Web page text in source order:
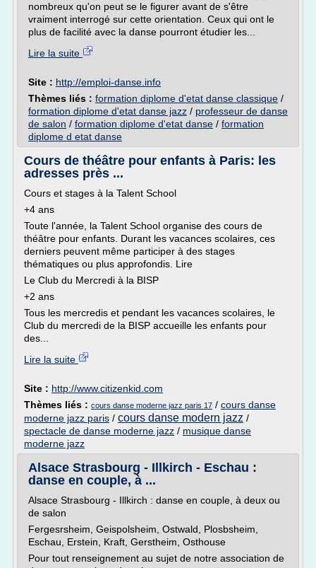
nombreux qu'on peut se le figurer avant de s'être
vraiment interrogé sur cette orientation. Ceux qui ont le
plus de facilité avec la danse pourront étudier les...
Lire la suite
Site : http://emploi-danse.info
Thèmes liés : formation diplome d'etat danse classique /
formation diplome d'etat danse jazz / professeur de danse
de salon / formation diplome d'etat danse / formation
diplome d etat danse
Cours de théâtre pour enfants à Paris: les
adresses près ...
Cours et stages à la Talent School
+4 ans
Toute l'année, la Talent School organise des cours de
théâtre pour enfants. Durant les vacances scolaires, ces
derniers peuvent même participer à des stages
thématiques ou plus approfondis. Lire
Le Club du Mercredi à la BISP
+2 ans
Tous les mercredis et pendant les vacances scolaires, le
Club du mercredi de la BISP accueille les enfants pour
des...
Lire la suite
Site : http://www.citizenkid.com
Thèmes liés : cours danse moderne jazz paris 17 / cours danse
moderne jazz paris / cours danse modern jazz /
spectacle de danse moderne jazz / musique danse
moderne jazz
Alsace Strasbourg - Illkirch - Eschau :
danse en couple, à ...
Alsace Strasbourg - Illkirch : danse en couple, à deux ou
de salon
Fergesrsheim, Geispolsheim, Ostwald, Plosbsheim,
Eschau, Erstein, Kraft, Gerstheim, Osthouse
Pour tout renseignement au sujet de notre association de